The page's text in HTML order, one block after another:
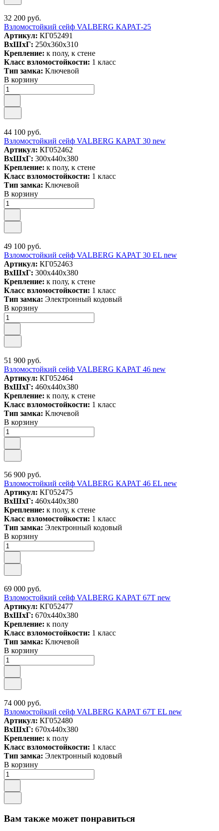
32 200 руб.
Взломостойкий сейф VALBERG КАРАТ-25
Артикул: КГ052491
ВxШxГ: 250x360x310
Крепление: к полу, к стене
Класс взломостойкости: 1 класс
Тип замка: Ключевой
В корзину
44 100 руб.
Взломостойкий сейф VALBERG КАРАТ 30 new
Артикул: КГ052462
ВxШxГ: 300x440x380
Крепление: к полу, к стене
Класс взломостойкости: 1 класс
Тип замка: Ключевой
В корзину
49 100 руб.
Взломостойкий сейф VALBERG КАРАТ 30 EL new
Артикул: КГ052463
ВxШxГ: 300x440x380
Крепление: к полу, к стене
Класс взломостойкости: 1 класс
Тип замка: Электронный кодовый
В корзину
51 900 руб.
Взломостойкий сейф VALBERG КАРАТ 46 new
Артикул: КГ052464
ВxШxГ: 460x440x380
Крепление: к полу, к стене
Класс взломостойкости: 1 класс
Тип замка: Ключевой
В корзину
56 900 руб.
Взломостойкий сейф VALBERG КАРАТ 46 EL new
Артикул: КГ052475
ВxШxГ: 460x440x380
Крепление: к полу, к стене
Класс взломостойкости: 1 класс
Тип замка: Электронный кодовый
В корзину
69 000 руб.
Взломостойкий сейф VALBERG КАРАТ 67T new
Артикул: КГ052477
ВxШxГ: 670x440x380
Крепление: к полу
Класс взломостойкости: 1 класс
Тип замка: Ключевой
В корзину
74 000 руб.
Взломостойкий сейф VALBERG КАРАТ 67T EL new
Артикул: КГ052480
ВxШxГ: 670x440x380
Крепление: к полу
Класс взломостойкости: 1 класс
Тип замка: Электронный кодовый
В корзину
Вам также может понравиться